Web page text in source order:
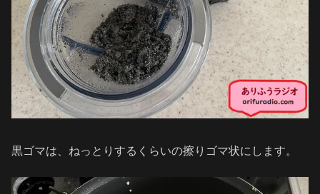
黒ゴマは、ねっとりするくらいの擦りゴマ状にします。